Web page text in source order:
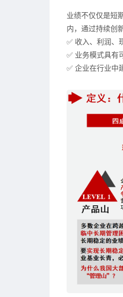
业绩不仅仅是短
内，通过持续创
✅ 收入、利润、
✅ 业务模式具有
✅ 企业在行业中